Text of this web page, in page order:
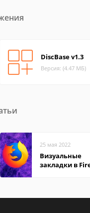
DiscBase v1.3
Версия: (4.47 МБ)
25 мая 2022
Визуальные
закладки в